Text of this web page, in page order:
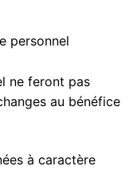
personnel
ne feront pas
au bénéfice
à caractère